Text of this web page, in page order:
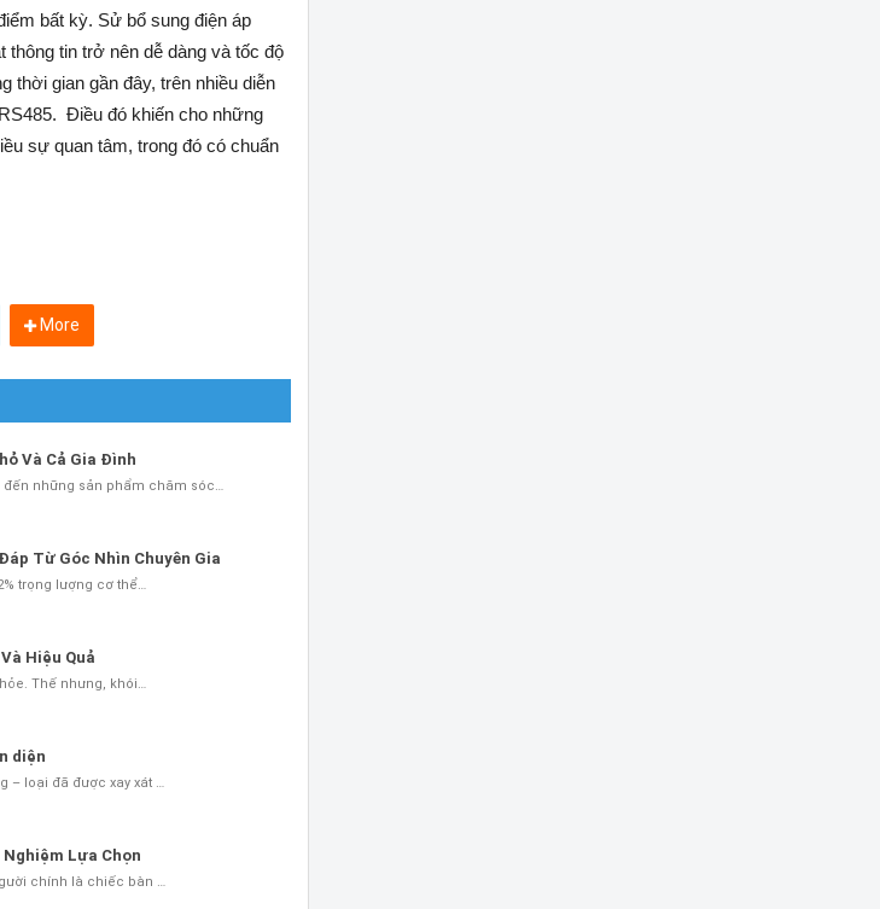
bất kỳ. Sử bổ sung điện áp
thông tin trở nên dễ dàng và tốc độ
thời gian gần đây, trên nhiều diễn
Điều đó khiến cho những
sự quan tâm, trong đó có chuẩn
More
Và Cả Gia Đình
những sản phẩm chăm sóc…
Từ Góc Nhìn Chuyên Gia
trọng lượng cơ thể…
Hiệu Quả
Thế nhưng, khói…
diện
– loại đã được xay xát …
Nghiệm Lựa Chọn
chính là chiếc bàn …